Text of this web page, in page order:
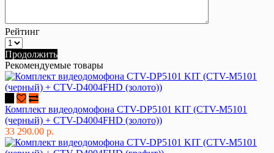
Рейтинг
Продолжить
Рекомендуемые товары
Комплект видеодомофона CTV-DP5101 KIT (CTV-M5101
(черный) + CTV-D4004FHD (золото))
33 290.00 р.